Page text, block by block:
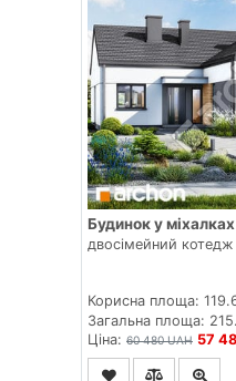
Будинок у
двосімейний
Корисна площа:
Загальна площа:
Ціна: 60 480 UAH 57